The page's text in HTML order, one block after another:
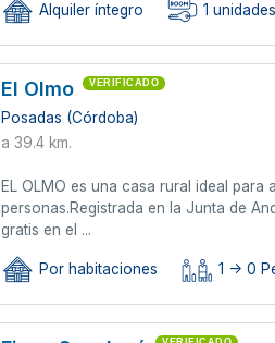
Alquiler íntegro 1 unidades
El Olmo VERIFICADO
Posadas (Córdoba)
a 39.4 km.
EL OLMO es una casa rural ideal
personas.Registrada en la Junta de
gratis en el ...
Por habitaciones 1 -> 0